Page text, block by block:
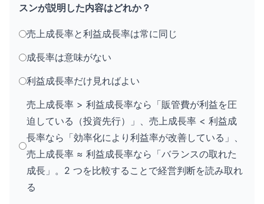
スンが説明した内容はどれか？
売上成長率と利益成長率は常に同じ
成長率は意味がない
利益成長率だけ見ればよい
売上成長率 > 利益成長率なら「販管費が利益を圧
迫している（投資先行）」、売上成長率 < 利益成
長率なら「効率化により利益率が改善している」、
売上成長率 ≈ 利益成長率なら「バランスの取れた
成長」。2 つを比較することで経営判断を読み取れ
る